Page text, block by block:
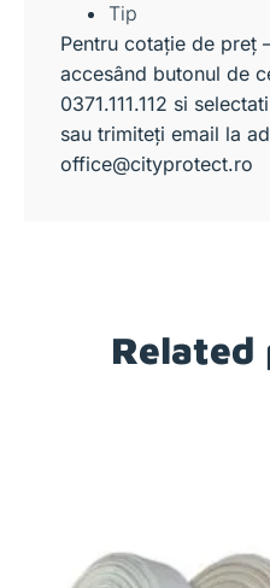
Tip –
Pentru cotație de preț
accesând butonul de
0371.111.112 si
sau trimiteți email la
office@cityprotect.ro
Related